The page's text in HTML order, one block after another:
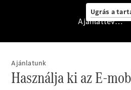
Ugrás a
Ajánlattevő/adatvédelmi
Ajánlattevő/adatvédelmi irányelvek
Ajánlatunk
Használja ki az E-